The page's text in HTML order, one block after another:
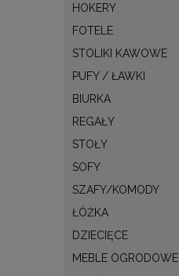
HOKERY
FOTELE
STOLIKI KAWOWE
PUFY / ŁAWKI
BIURKA
REGAŁY
STOŁY
SOFY
SZAFY/KOMODY
ŁÓŻKA
DZIECIĘCE
MEBLE OGRODOWE